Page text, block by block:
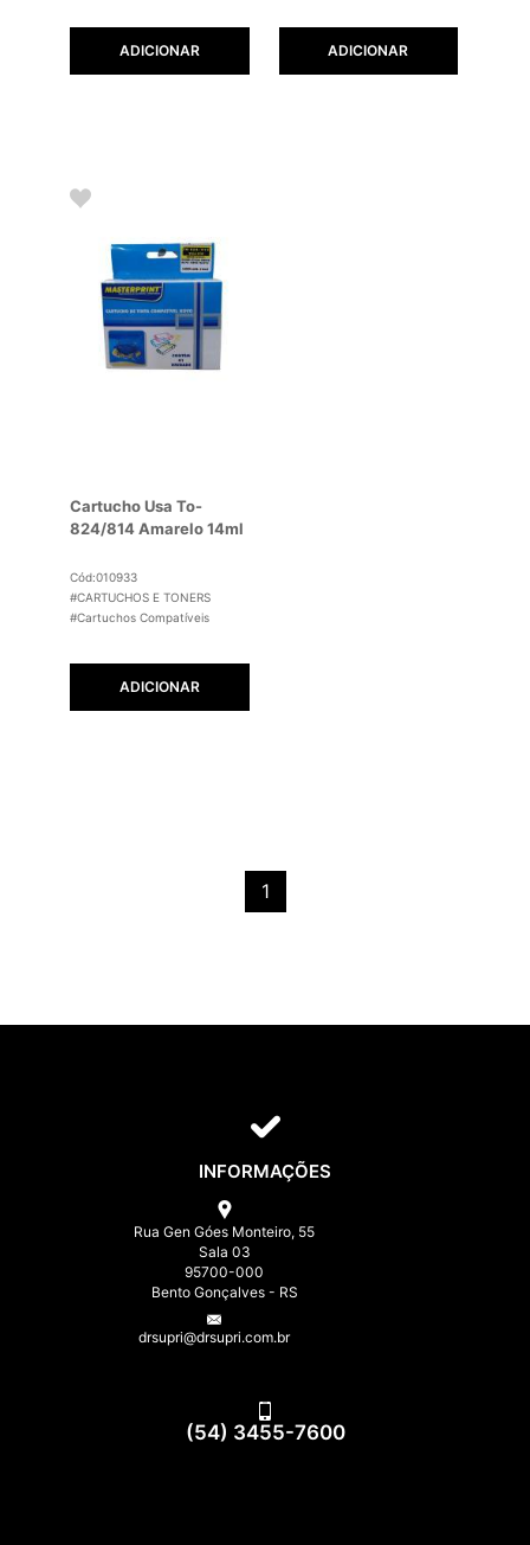
ADICIONAR ADICIONAR
Cartucho Usa To-
824/814 Amarelo 14ml
Cód:010933
#CARTUCHOS E TONERS
#Cartuchos Compatíveis
ADICIONAR
1
INFORMAÇÕES
Rua Gen Góes Monteiro, 55
Sala 03
95700-000
Bento Gonçalves - RS
drsupri@drsupri.com.br
(54) 3455-7600